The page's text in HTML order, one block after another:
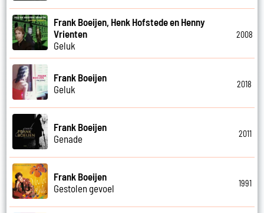
Frank Boeijen, Henk Hofstede en Henny
Vrienten
Geluk
2008
Frank Boeijen
Geluk
2018
Frank Boeijen
Genade
2011
Frank Boeijen
Gestolen gevoel
1991